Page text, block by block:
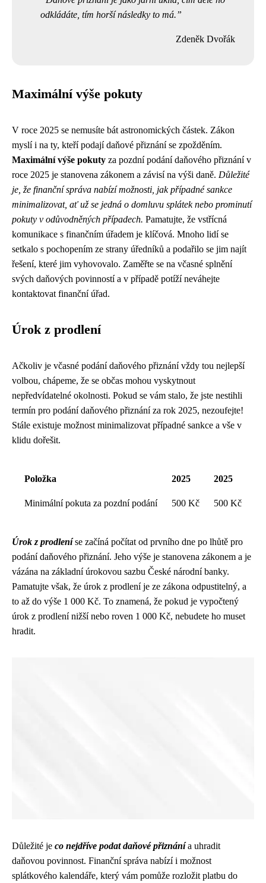
odkládáte, tím horší následky to má.
Zdeněk Dvořák
Maximální výše pokuty
V roce 2025 se nemusíte bát astronomických částek. Zákon
myslí i na ty, kteří podají daňové přiznání se zpožděním.
Maximální výše pokuty za pozdní podání daňového přiznání v
roce 2025 je stanovena zákonem a závisí na výši daně. Důležité
je, že finanční správa nabízí možnosti, jak případné sankce
minimalizovat, ať už se jedná o domluvu splátek nebo prominutí
pokuty v odůvodněných případech. Pamatujte, že vstřícná
komunikace s finančním úřadem je klíčová. Mnoho lidí se
setkalo s pochopením ze strany úředníků a podařilo se jim najít
řešení, které jim vyhovovalo. Zaměřte se na včasné splnění
svých daňových povinností a v případě potíží neváhejte
kontaktovat finanční úřad.
Úrok z prodlení
Ačkoliv je včasné podání daňového přiznání vždy tou nejlepší
volbou, chápeme, že se občas mohou vyskytnout
nepředvídatelné okolnosti. Pokud se vám stalo, že jste nestihli
termín pro podání daňového přiznání za rok 2025, nezoufejte!
Stále existuje možnost minimalizovat případné sankce a vše v
klidu dořešit.
Položka 2025 2025
Minimální pokuta za pozdní podání 500 Kč 500 Kč
Úrok z prodleníse začíná počítat od prvního dne po lhůtě pro
podání daňového přiznání. Jeho výše je stanovena zákonem a je
vázána na základní úrokovou sazbu České národní banky.
Pamatujte však, že úrok z prodlení je ze zákona odpustitelný, a
to až do výše 1 000 Kč. To znamená, že pokud je vypočtený
úrok z prodlení nižší nebo roven 1 000 Kč, nebudete ho muset
hradit.
Důležité je co nejdříve podat daňové přiznánía uhradit
daňovou povinnost. Finanční správa nabízí i možnost
splátkového kalendáře, který vám pomůže rozložit platbu do